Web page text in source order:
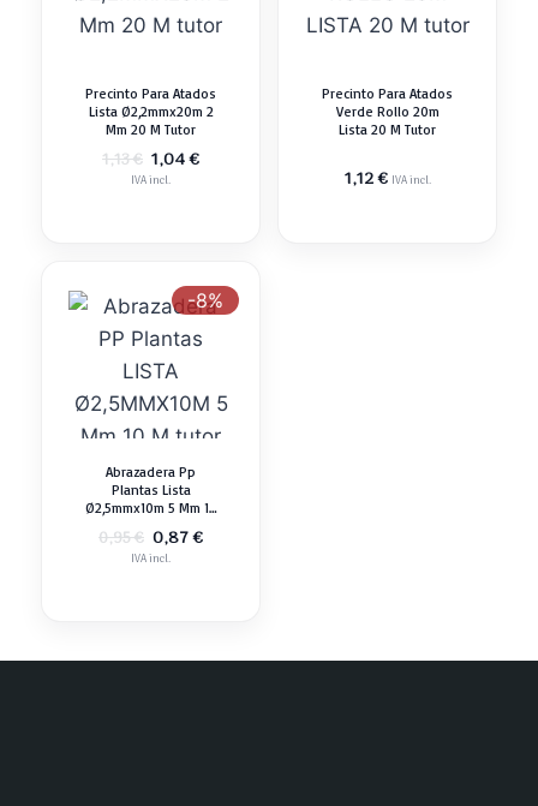
Precinto Para Atados
Lista Ø2,2mmx20m 2
Mm 20 M Tutor
1,13€ El
precio
1,04€El
IVA incl.
Precinto Para Atados
Verde Rollo 20m
Lista 20 M Tutor
1,12€ IVA incl.
-8%
Abrazadera Pp
Plantas Lista
Ø2,5mmx10m 5 Mm 10
0,95€ El
precio
0,87€El
IVA incl.